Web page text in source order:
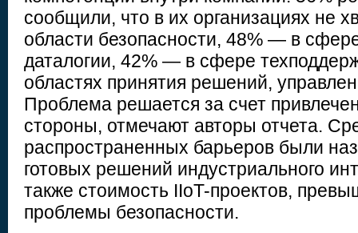
сообщили, что в их организациях не
области безопасности, 48% — в
даталогии, 42% — в сфере
областях принятия решений,
Проблема решается за счет
стороны, отмечают авторы отчета.
распространенных барьеров были
готовых решений индустриального
также стоимость IIoT-проектов,
проблемы безопасности.